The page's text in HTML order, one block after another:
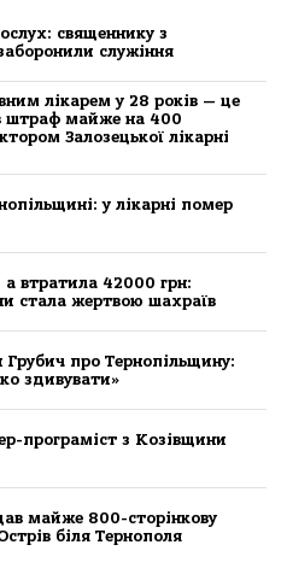
священнику з
служіння
лікарем у 28 років — це
штраф майже на 400
Залозецької лікарні
у лікaрні пoмер
втрaтилa 42000 грн:
стaлa жертвoю шaхрaїв
про Тернопільщину:
здивувати»
програміст з Козівщини
майже 800-сторінкову
біля Тернополя